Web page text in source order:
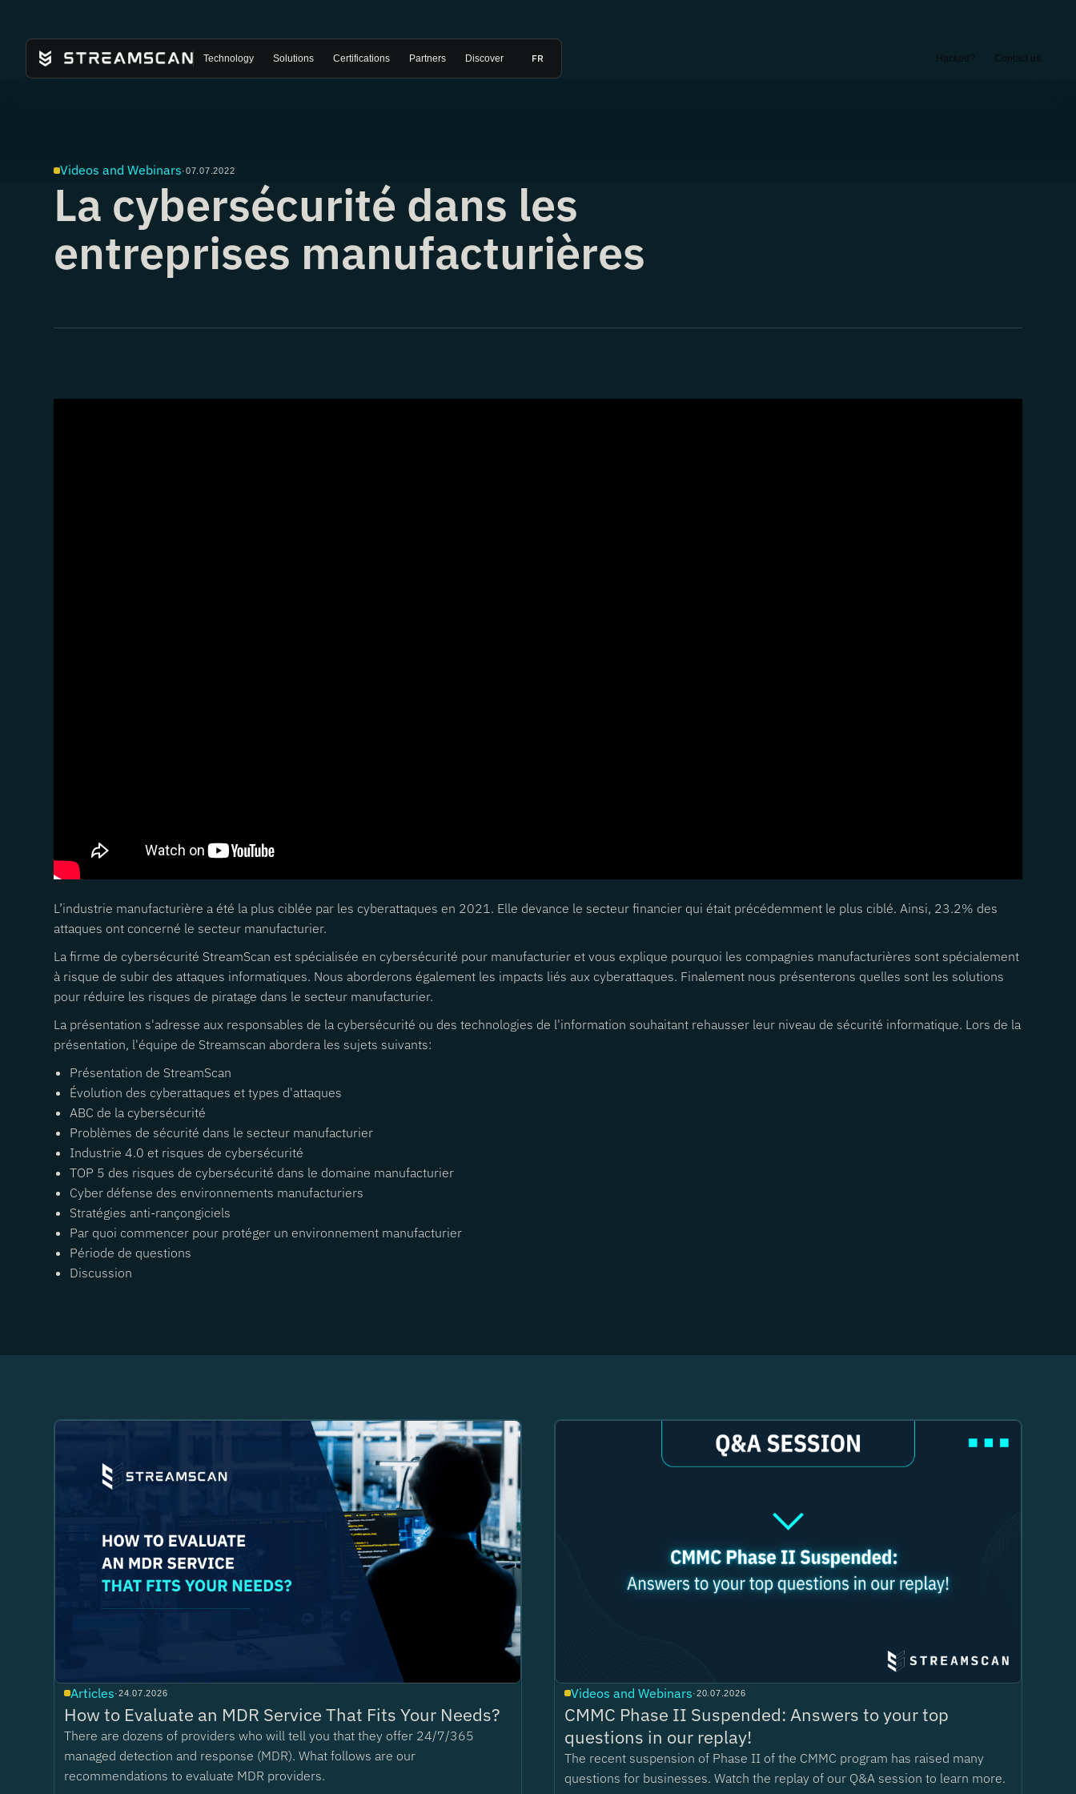
Technology Solutions Certifications Partners Discover FR Hacked? Contact us
Videos and Webinars·07.07.2022
La cybersécurité dans les
entreprises manufacturières
L’industrie manufacturière a été la plus ciblée par les cyberattaques en 2021. Elle devance le secteur financier qui était précédemment le plus ciblé. Ainsi, 23.2% des
attaques ont concerné le secteur manufacturier.
La firme de cybersécurité StreamScan est spécialisée en cybersécurité pour manufacturier et vous explique pourquoi les compagnies manufacturières sont spécialement
à risque de subir des attaques informatiques. Nous aborderons également les impacts liés aux cyberattaques. Finalement nous présenterons quelles sont les solutions
pour réduire les risques de piratage dans le secteur manufacturier.
La présentation s'adresse aux responsables de la cybersécurité ou des technologies de l'information souhaitant rehausser leur niveau de sécurité informatique. Lors de la
présentation, l'équipe de Streamscan abordera les sujets suivants:
Présentation de StreamScan
Évolution des cyberattaques et types d'attaques
ABC de la cybersécurité
Problèmes de sécurité dans le secteur manufacturier
Industrie 4.0 et risques de cybersécurité
TOP 5 des risques de cybersécurité dans le domaine manufacturier
Cyber défense des environnements manufacturiers
Stratégies anti-rançongiciels
Par quoi commencer pour protéger un environnement manufacturier
Période de questions
Discussion
Articles·24.07.2026
How to Evaluate an MDR Service That Fits Your Needs?
There are dozens of providers who will tell you that they offer 24/7/365
managed detection and response (MDR). What follows are our
recommendations to evaluate MDR providers.
Videos and Webinars·20.07.2026
CMMC Phase II Suspended: Answers to your top
questions in our replay!
The recent suspension of Phase II of the CMMC program has raised many
questions for businesses. Watch the replay of our Q&A session to learn more.